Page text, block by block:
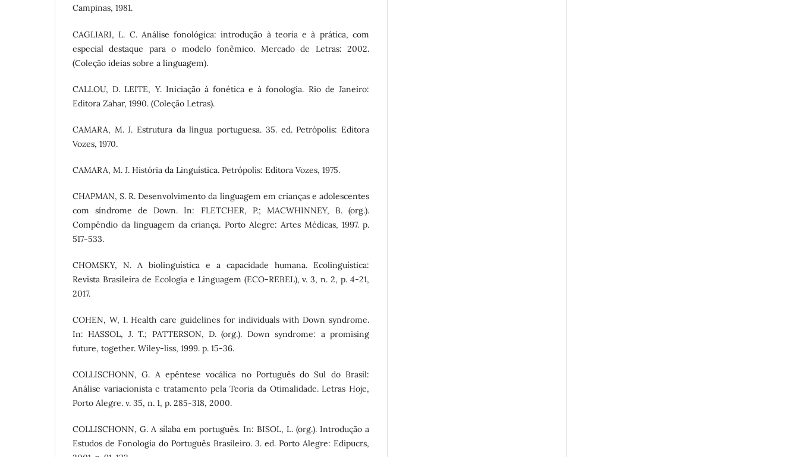
Campinas, 1981.
CAGLIARI, L. C. Análise fonológica: introdução à teoria e à prática, com
especial destaque para o modelo fonêmico. Mercado de Letras: 2002.
(Coleção ideias sobre a linguagem).
CALLOU, D. LEITE, Y. Iniciação à fonética e à fonologia. Rio de Janeiro:
Editora Zahar, 1990. (Coleção Letras).
CAMARA, M. J. Estrutura da língua portuguesa. 35. ed. Petrópolis: Editora
Vozes, 1970.
CAMARA, M. J. História da Linguística. Petrópolis: Editora Vozes, 1975.
CHAPMAN, S. R. Desenvolvimento da linguagem em crianças e adolescentes
com síndrome de Down. In: FLETCHER, P.; MACWHINNEY, B. (org.).
Compêndio da linguagem da criança. Porto Alegre: Artes Médicas, 1997. p.
517-533.
CHOMSKY, N. A biolinguística e a capacidade humana. Ecolinguística:
Revista Brasileira de Ecologia e Linguagem (ECO-REBEL), v. 3, n. 2, p. 4-21,
2017.
COHEN, W, I. Health care guidelines for individuals with Down syndrome.
In: HASSOL, J. T.; PATTERSON, D. (org.). Down syndrome: a promising
future, together. Wiley-liss, 1999. p. 15-36.
COLLISCHONN, G. A epêntese vocálica no Português do Sul do Brasil:
Análise variacionista e tratamento pela Teoria da Otimalidade. Letras Hoje,
Porto Alegre. v. 35, n. 1, p. 285-318, 2000.
COLLISCHONN, G. A sílaba em português. In: BISOL, L. (org.). Introdução a
Estudos de Fonologia do Português Brasileiro. 3. ed. Porto Alegre: Edipucrs,